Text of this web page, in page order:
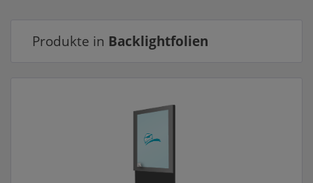
Produkte in Backlightfolien